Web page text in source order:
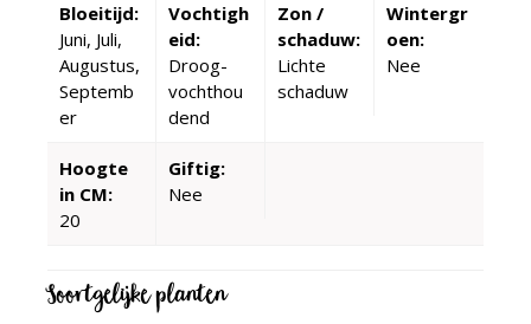
Bloeitijd:
Juni, Juli,
Augustus,
Septemb
er
Vochtigh
eid:
Droog-
vochthou
dend
Zon /
schaduw:
Lichte
schaduw
Wintergr
oen:
Nee
Hoogte
in CM:
20
Giftig:
Nee
Soortgelijke planten